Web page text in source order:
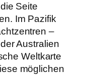
Seite
Im Pazifik
–
Australien
Weltkarte
möglichen